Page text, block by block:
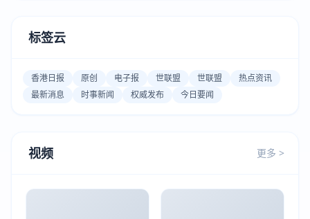
标签云
香港日报 原创 电子报 世联盟 世联盟
热点资讯
最新消息
时事新闻 权威发布 今日要闻
视频 更多 >